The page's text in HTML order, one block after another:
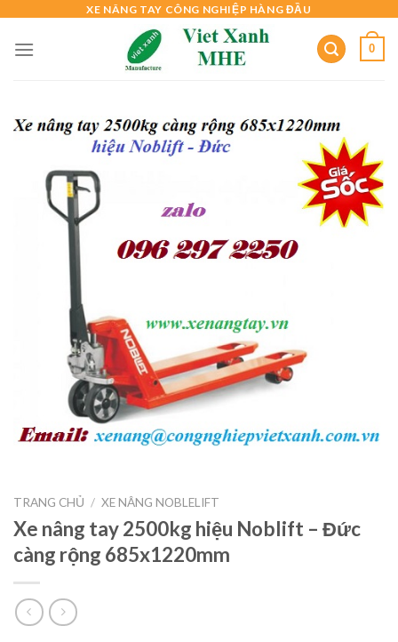
content
XE NÂNG TAY CÔNG NGHIỆP HÀNG ĐẦU
0
TRANG CHỦ / XE NÂNG NOBLELIFT
Xe nâng tay 2500kg hiệu Noblift – Đức
càng rộng 685x1220mm